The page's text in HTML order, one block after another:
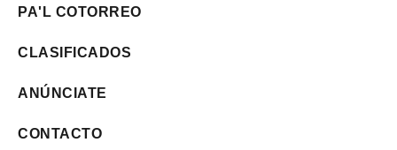
PA'L COTORREO
CLASIFICADOS
ANÚNCIATE
CONTACTO